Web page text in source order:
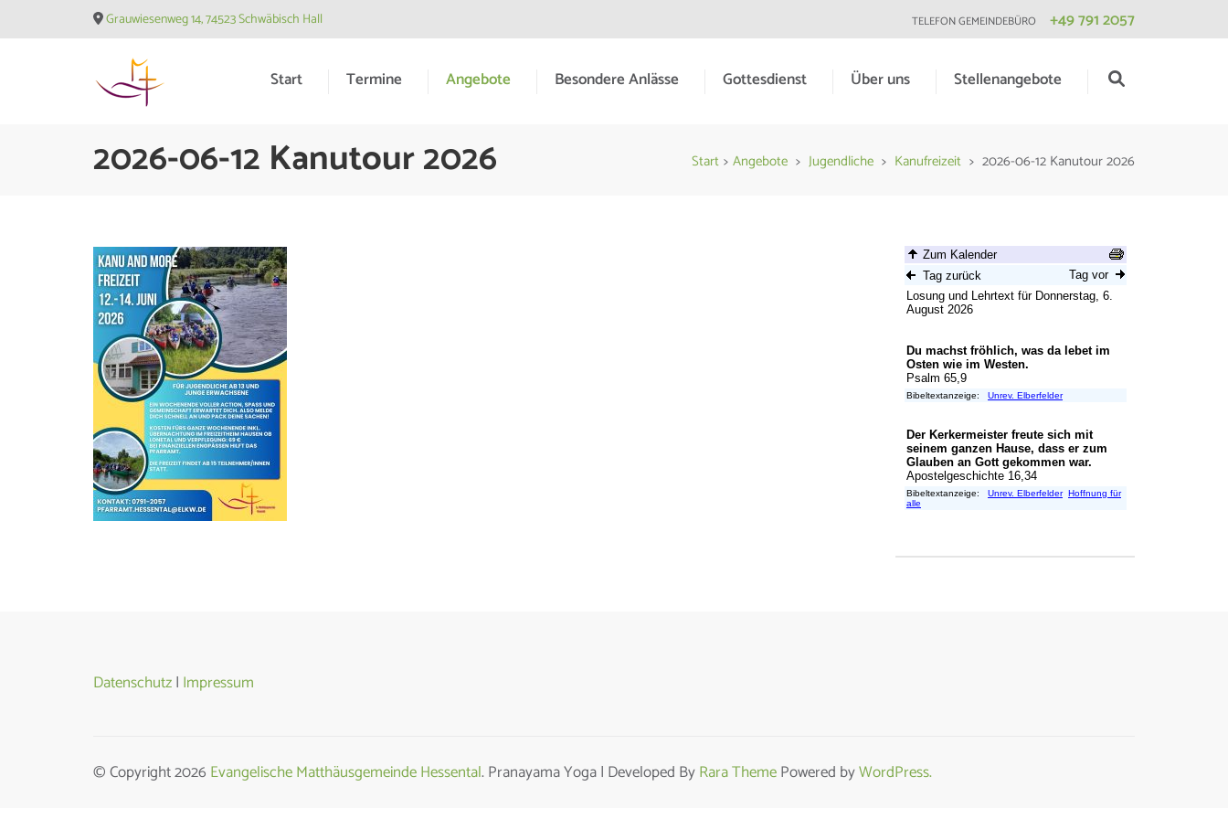
to
Grauwiesenweg 14, 74523 Schwäbisch Hall TELEFON GEMEINDEBÜRO +49 791 2057
Start Termine Angebote Besondere Anlässe Gottesdienst Über uns Stellenangebote
2026-06-12 Kanutour 2026 Start > Angebote > Jugendliche > Kanufreizeit > 2026-06-12 Kanutour 2026
Datenschutz| Impressum
© Copyright 2026 Evangelische Matthäusgemeinde Hessental. Pranayama Yoga | Developed ByRara ThemePowered byWordPress.